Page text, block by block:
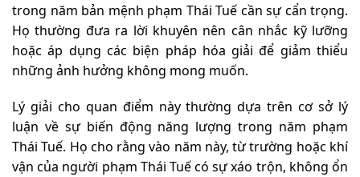
trong năm bản mệnh phạm Thái Tuế cần sự cẩn trọng.
Họ thường đưa ra lời khuyên nên cân nhắc kỹ lưỡng
hoặc áp dụng các biện pháp hóa giải để giảm thiểu
những ảnh hưởng không mong muốn.
Lý giải cho quan điểm này thường dựa trên cơ sở lý
luận về sự biến động năng lượng trong năm phạm
Thái Tuế. Họ cho rằng vào năm này, từ trường hoặc khí
vận của người phạm Thái Tuế có sự xáo trộn, không ổn